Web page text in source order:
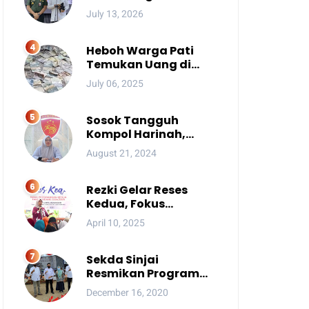
Ada Pesan Penting
yang Ditegaskan ke
July 13, 2026
Heboh Warga Pati
Temukan Uang di
Sungai, Netizen Sebut
Fenomena Aneh
July 06, 2025
Sosok Tangguh
Kompol Harinah,
Anak Petani Kini
Perwira Menengah
August 21, 2024
Rezki Gelar Reses
Kedua, Fokus
Perbaikan Drainase
April 10, 2025
Sekda Sinjai
Resmikan Program
Kotaku
December 16, 2020